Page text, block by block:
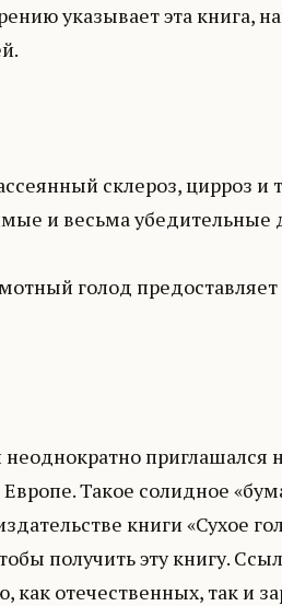
указывает эта книга,
склероз, цирроз и
и весьма убедительные
голод
приглашался
Такое солидное
книги «Сухое
получить эту книгу.
как отечественных, так и